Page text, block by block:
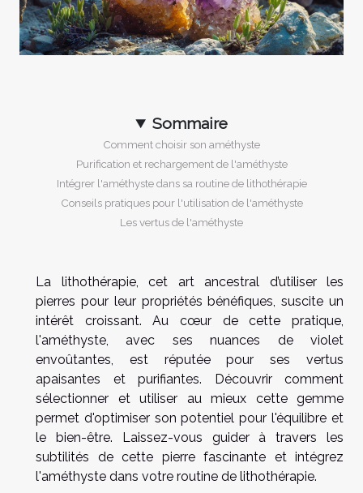
Sommaire
Comment choisir son améthyste
Purification et rechargement de l'améthyste
Intégrer l'améthyste dans sa routine de lithothérapie
Conseils pratiques pour l'utilisation de l'améthyste
Les vertus de l'améthyste
La lithothérapie, cet art ancestral d’utiliser les
pierres pour leur propriétés bénéfiques, suscite un
intérêt croissant. Au cœur de cette pratique,
l'améthyste, avec ses nuances de violet
envoûtantes, est réputée pour ses vertus
apaisantes et purifiantes. Découvrir comment
sélectionner et utiliser au mieux cette gemme
permet d'optimiser son potentiel pour l'équilibre et
le bien-être. Laissez-vous guider à travers les
subtilités de cette pierre fascinante et intégrez
l'améthyste dans votre routine de lithothérapie.